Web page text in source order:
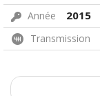
Année 2015
Transmission